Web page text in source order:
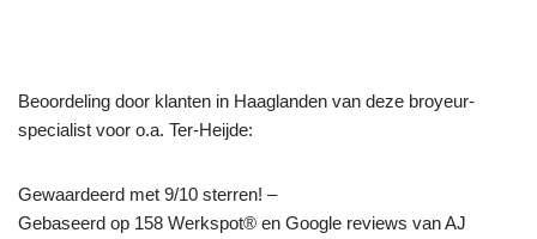
Beoordeling door klanten in Haaglanden van deze broyeur-
specialist voor o.a. Ter-Heijde:
Gewaardeerd met 9/10 sterren! –
Gebaseerd op 158 Werkspot® en Google reviews van AJ